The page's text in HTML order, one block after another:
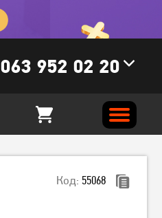
063 952 02 20
Код: 55068